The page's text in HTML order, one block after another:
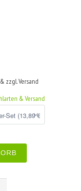
zzgl. Versand
& Versand